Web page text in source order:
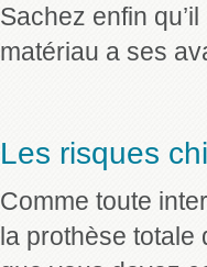
Sachez enfin
matériau a ses
Les risques
Comme toute
la prothèse totale